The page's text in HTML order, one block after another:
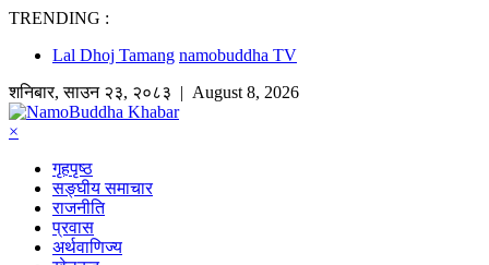
TRENDING :
Lal Dhoj Tamang namobuddha TV
शनिबार,साउन २३, २०८३ | August 8, 2026
×
गृहपृष्ठ
सङ्घीय समाचार
राजनीति
प्रवास
अर्थवाणिज्य